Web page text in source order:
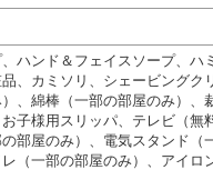
ハンド＆フェイスソープ、
、カミソリ、シェービング
、綿棒（一部の部屋のみ）
子様用スリッパ、テレビ（
部屋のみ）、電気スタンド
（一部の部屋のみ）、アイ